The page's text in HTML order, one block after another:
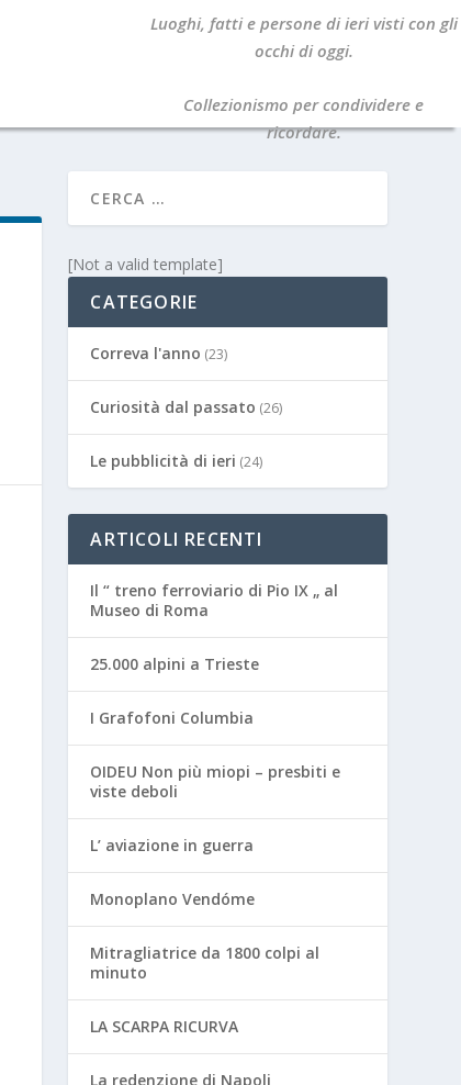
Luoghi, fatti e persone di ieri visti con gli
occhi di oggi.
Collezionismo per condividere e
ricordare.
[Not a valid template]
CATEGORIE
Correva l'anno (23)
Curiosità dal passato (26)
Le pubblicità di ieri (24)
ARTICOLI RECENTI
Il “ treno ferroviario di Pio IX „ al
Museo di Roma
25.000 alpini a Trieste
I Grafofoni Columbia
OIDEU Non più miopi – presbiti e
viste deboli
L’ aviazione in guerra
Monoplano Vendóme
Mitragliatrice da 1800 colpi al
minuto
LA SCARPA RICURVA
La redenzione di Napoli